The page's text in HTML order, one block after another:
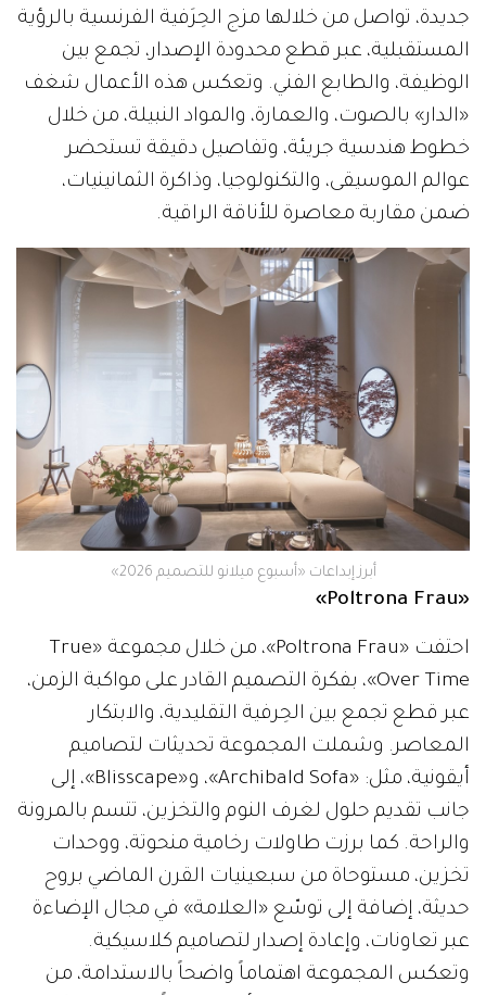
جديدة، تواصل من خلالها مزج الحِرَفية الفرنسية بالرؤية
المستقبلية، عبر قطع محدودة الإصدار، تجمع بين
الوظيفة، والطابع الفني. وتعكس هذه الأعمال شغف
«الدار» بالصوت، والعمارة، والمواد النبيلة، من خلال
خطوط هندسية جريئة، وتفاصيل دقيقة تستحضر
عوالم الموسيقى، والتكنولوجيا، وذاكرة الثمانينيات،
ضمن مقاربة معاصرة للأناقة الراقية.
أبرز إبداعات «أسبوع ميلانو للتصميم 2026»
«Poltrona Frau»
احتفت «Poltrona Frau»، من خلال مجموعة «True
Over Time»، بفكرة التصميم القادر على مواكبة الزمن،
عبر قطع تجمع بين الحِرفية التقليدية، والابتكار
المعاصر. وشملت المجموعة تحديثات لتصاميم
أيقونية، مثل: «Archibald Sofa»، و«Blisscape»، إلى
جانب تقديم حلول لغرف النوم والتخزين، تتسم بالمرونة
والراحة. كما برزت طاولات رخامية منحوتة، ووحدات
تخزين، مستوحاة من سبعينيات القرن الماضي بروح
حديثة، إضافة إلى توسّع «العلامة» في مجال الإضاءة
عبر تعاونات، وإعادة إصدار لتصاميم كلاسيكية.
وتعكس المجموعة اهتماماً واضحاً بالاستدامة، من